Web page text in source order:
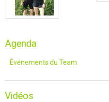
Agenda
Événements du Team
Vidéos